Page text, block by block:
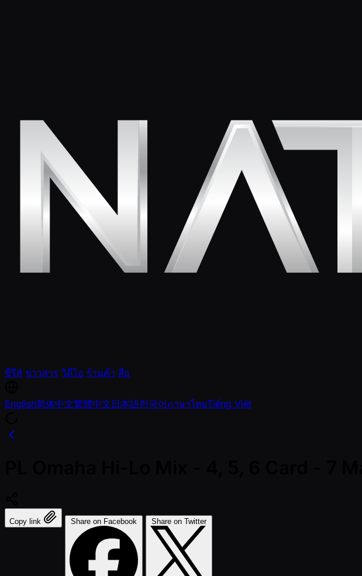
ซีรีส์ ข่าวสาร วิดีโอ ร้านค้า สื่อ
English简体中文繁體中文日本語한국어ภาษาไทยTiếng Việt
Copy link Share on Facebook Share on Twitter